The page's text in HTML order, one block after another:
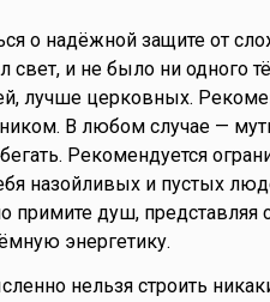
о надёжной защите от
и не было ни одного
лучше церковных.
В любом случае —
Рекомендуется
назойливых и пустых
примите душ, представляя
энергетику.
нельзя строить